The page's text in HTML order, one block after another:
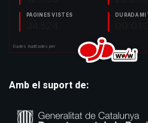
Amb el suport de: